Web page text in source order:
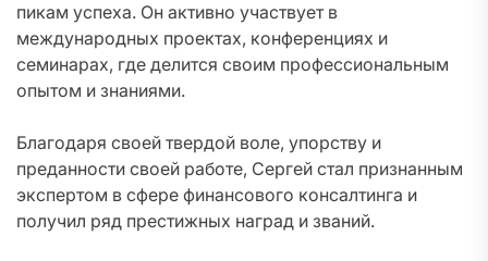
пикам успеха. Он активно участвует в
международных проектах, конференциях и
семинарах, где делится своим профессиональным
опытом и знаниями.
Благодаря своей твердой воле, упорству и
преданности своей работе, Сергей стал признанным
экспертом в сфере финансового консалтинга и
получил ряд престижных наград и званий.